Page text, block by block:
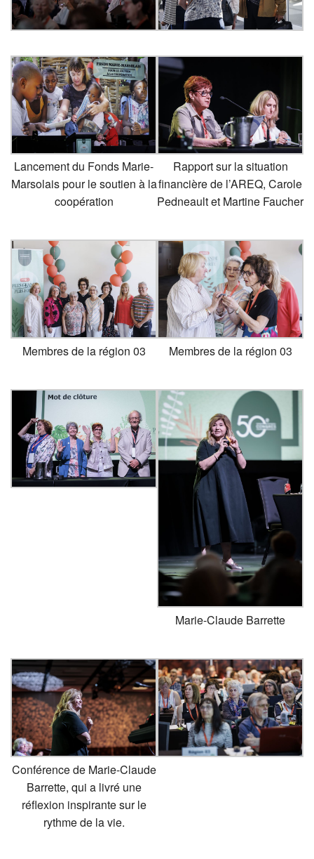
Lancement du Fonds Marie-
Marsolais pour le soutien à la
coopération
Rapport sur la situation
financière de l’AREQ, Carole
Pedneault et Martine Faucher
Membres de la région 03 Membres de la région 03
Marie-Claude Barrette
Conférence de Marie-Claude
Barrette, qui a livré une
réflexion inspirante sur le
rythme de la vie.